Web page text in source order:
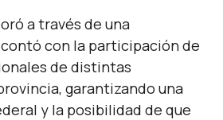
a través de una
con la participación de
de distintas
garantizando una
y la posibilidad de que